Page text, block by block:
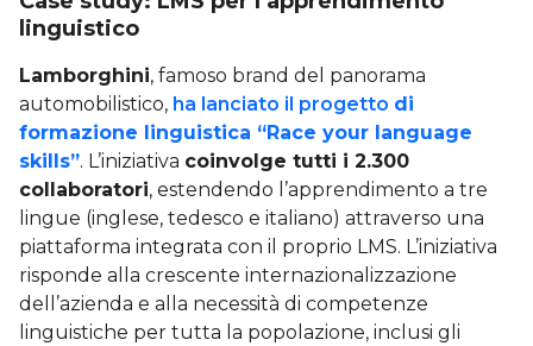
linguistico
Lamborghini, famoso brand del panorama
automobilistico, ha lanciato il progetto di
formazione linguistica “Race your language
skills”. L’iniziativa coinvolge tutti i 2.300
collaboratori, estendendo l’apprendimento a tre
lingue (inglese, tedesco e italiano) attraverso una
piattaforma integrata con il proprio LMS. L’iniziativa
risponde alla crescente internazionalizzazione
dell’azienda e alla necessità di competenze
linguistiche per tutta la popolazione, inclusi gli